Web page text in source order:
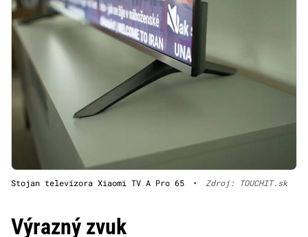
Stojan televízora Xiaomi TV A Pro 65 • Zdroj: TOUCHIT.sk
Výrazný zvuk